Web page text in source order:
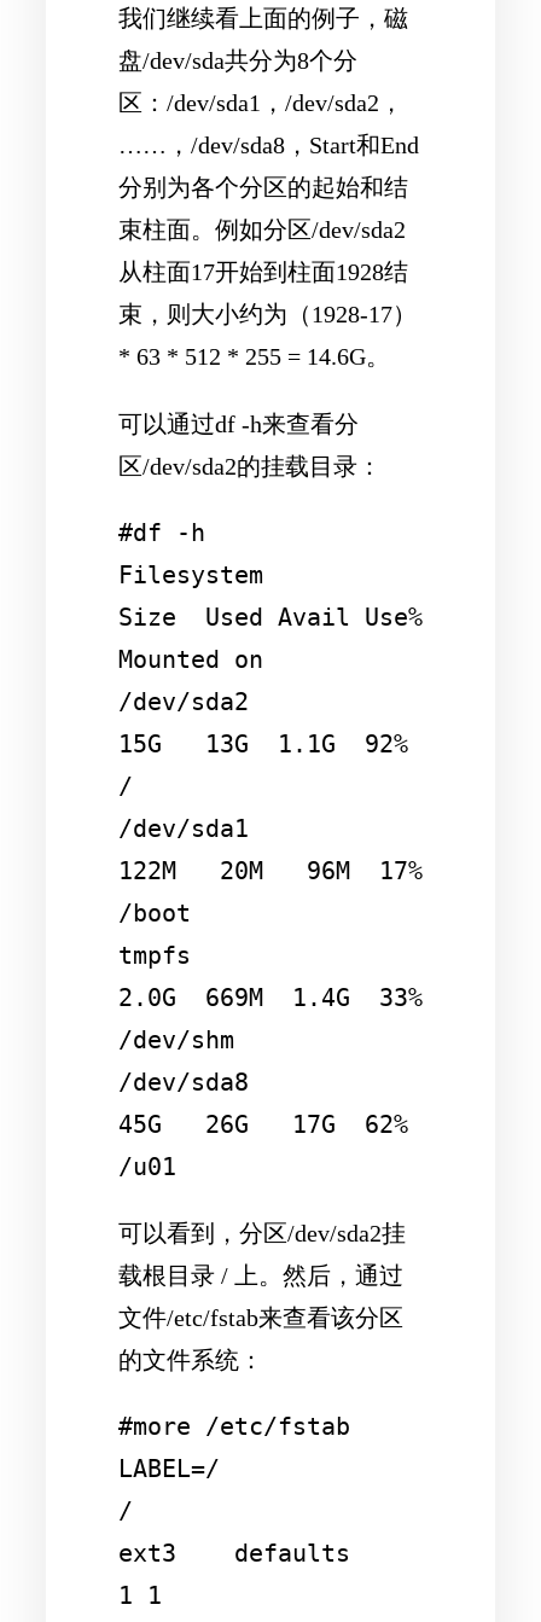
我们继续看上面的例子，磁
盘/dev/sda共分为8个分
区：/dev/sda1，/dev/sda2，
……，/dev/sda8，Start和End
分别为各个分区的起始和结
束柱面。例如分区/dev/sda2
从柱面17开始到柱面1928结
束，则大小约为（1928-17）
* 63 * 512 * 255 = 14.6G。
可以通过df -h来查看分
区/dev/sda2的挂载目录：
#df -h
Filesystem
Size  Used Avail Use%
Mounted on
/dev/sda2
15G   13G  1.1G  92%
/
/dev/sda1
122M   20M   96M  17%
/boot
tmpfs
2.0G  669M  1.4G  33%
/dev/shm
/dev/sda8
45G   26G   17G  62%
可以看到，分区/dev/sda2挂
载根目录 / 上。然后，通过
文件/etc/fstab来查看该分区
的文件系统：
#more /etc/fstab
LABEL=/
/
ext3    defaults
1 1